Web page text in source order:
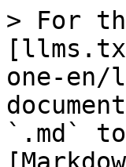
> For
one-
`.md`